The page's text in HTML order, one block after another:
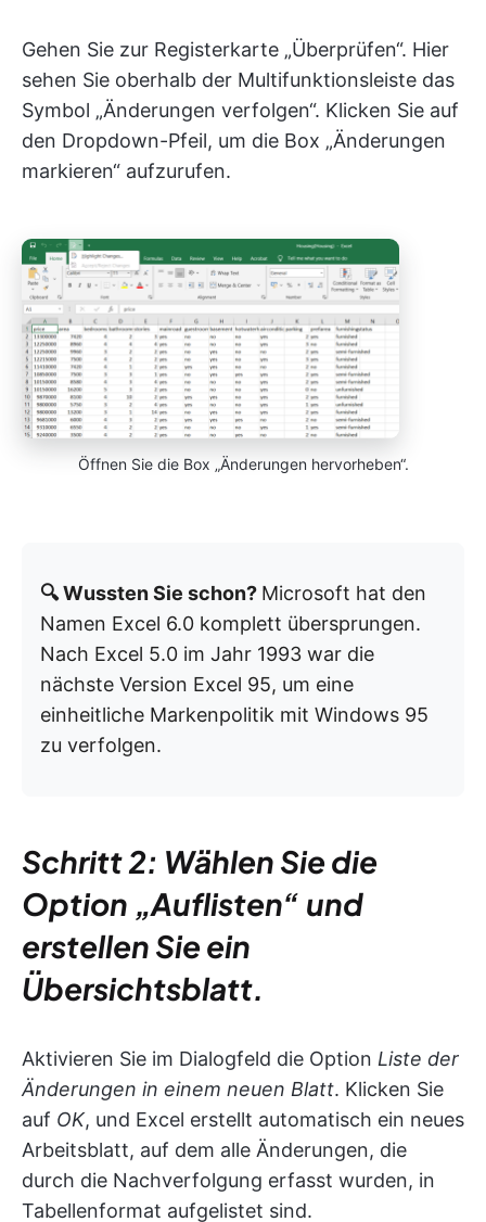
Gehen Sie zur Registerkarte „Überprüfen“. Hier
sehen Sie oberhalb der Multifunktionsleiste das
Symbol „Änderungen verfolgen“. Klicken Sie auf
den Dropdown-Pfeil, um die Box „Änderungen
markieren“ aufzurufen.
Öffnen Sie die Box „Änderungen hervorheben“.
🔍 Wussten Sie schon? Microsoft hat den
Namen Excel 6.0 komplett übersprungen.
Nach Excel 5.0 im Jahr 1993 war die
nächste Version Excel 95, um eine
einheitliche Markenpolitik mit Windows 95
zu verfolgen.
Schritt 2: Wählen Sie die
Option „Auflisten“ und
erstellen Sie ein
Übersichtsblatt.
Aktivieren Sie im Dialogfeld die Option Liste der
Änderungen in einem neuen Blatt. Klicken Sie
auf OK, und Excel erstellt automatisch ein neues
Arbeitsblatt, auf dem alle Änderungen, die
durch die Nachverfolgung erfasst wurden, in
Tabellenformat aufgelistet sind.